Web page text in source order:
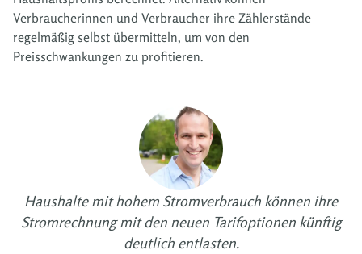
Verbraucherinnen und Verbraucher ihre Zählerstände
regelmäßig selbst übermitteln, um von den
Preisschwankungen zu profitieren.
Haushalte mit hohem Stromverbrauch können ihre
Stromrechnung mit den neuen Tarifoptionen künftig
deutlich entlasten.